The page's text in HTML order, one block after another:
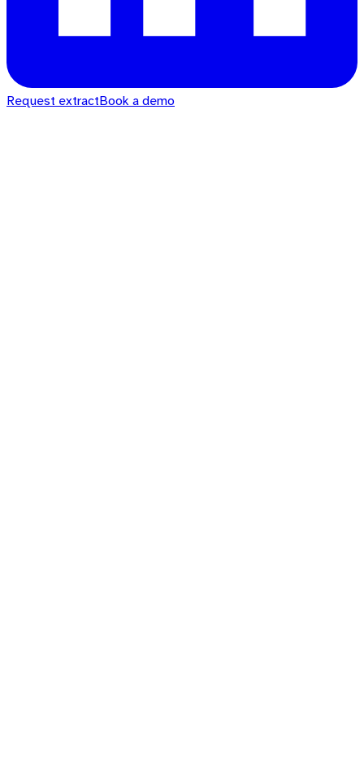
Request extractBook a demo